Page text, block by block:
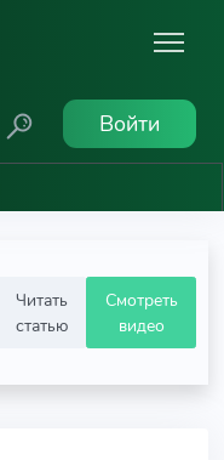
Войти
Читать
статью
Смотреть
видео